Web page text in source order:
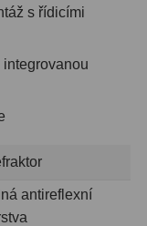
s řídicími
antireflexní